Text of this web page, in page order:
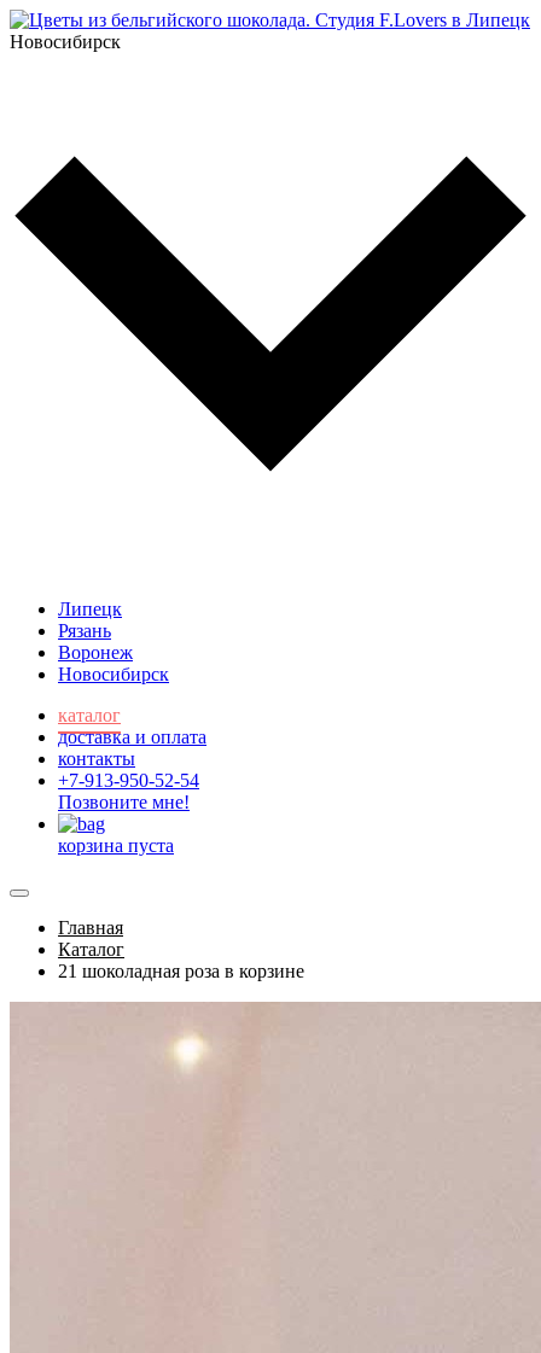
Новосибирск
Липецк
Рязань
Воронеж
Новосибирск
каталог
доставка и оплата
контакты
+7-913-950-52-54
Позвоните мне!
корзина пуста
Главная
Каталог
21 шоколадная роза в корзине